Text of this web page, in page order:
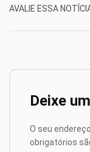
AVALIE ESSA
Deixe
O seu
obrigatórios